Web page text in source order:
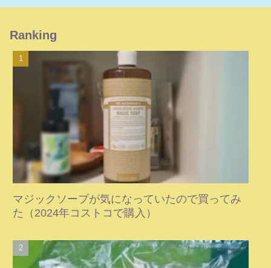
Ranking
マジックソープが気になっていたので買ってみ
た（2024年コストコで購入）